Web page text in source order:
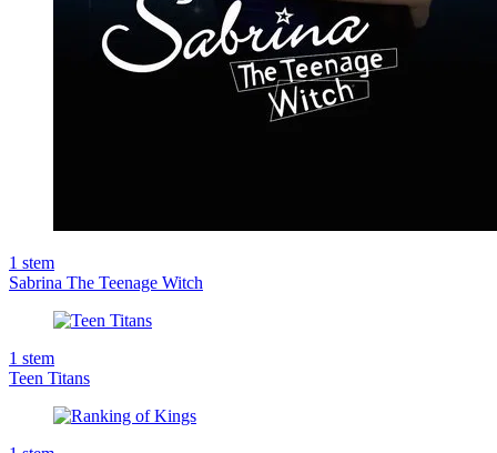
1 stem
Sabrina The Teenage Witch
1 stem
Teen Titans